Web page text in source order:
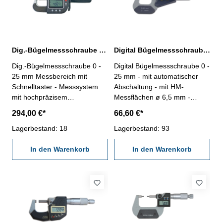
50 - 75 mm
75 - 100 mm
Dig.-Bügelmessschraube mit Schnelltaster 0 - 25 mm Messbereich
Dig.-Bügelmessschraube 0 -
25 mm Messbereich mit
Schnelltaster - Messsystem
mit hochpräzisem
Messspindel Ø 6,5 mm-
Spindelsteigung 10 mm/U- mit
Schnellmesstaster, Messweg
3 mm- Anzeige mit
Laufbalken- Ablesung 0,001
mit EIN/AUS-, Null-, M-, Hold-
- 10 N- mit wiederaufladbarer
Lithium-Batterie (ladbar über
294,00 €*
Lagerbestand: 18
In den Warenkorb
Digital Bügelmessschraube 0 - 25 mm DIN 863
Digital Bügelmessschraube 0 -
25 mm - mit automatischer
Abschaltung - mit HM-
Messflächen ø 6,5 mm -
ON/OFF/SET- und
ABS/INC/UNIT-Taste - mit
Friktionskupplung - Ablesung
0,001 mm, Genauigkeit DIN
863 - im Behältnis/Kasten
66,60 €*
Lagerbestand: 93
In den Warenkorb